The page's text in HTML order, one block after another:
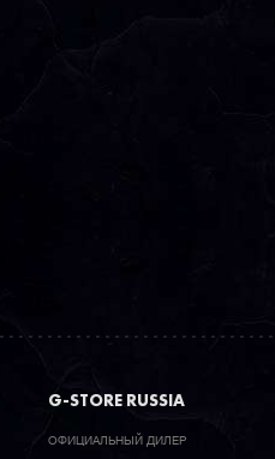
G-STORE RUSSIA
ОФИЦИАЛЬНЫЙ ДИЛЕР